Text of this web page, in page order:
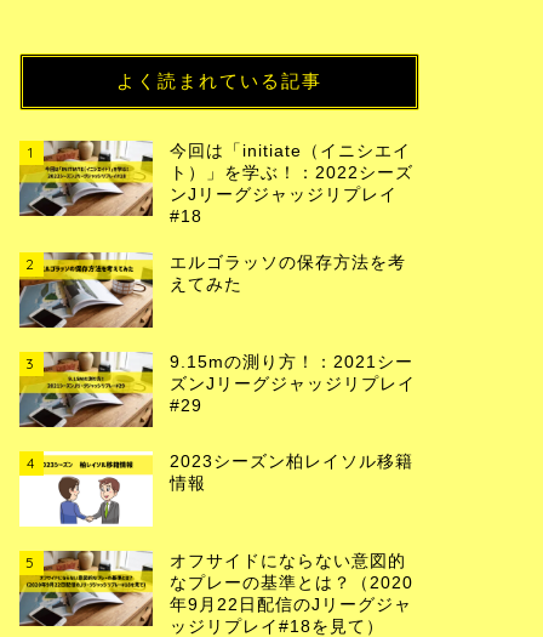
よく読まれている記事
1
今回は「initiate（イニシエイ
ト）」を学ぶ！：2022シーズ
ンJリーグジャッジリプレイ
#18
2
エルゴラッソの保存方法を考
えてみた
3
9.15mの測り方！：2021シー
ズンJリーグジャッジリプレイ
#29
4
2023シーズン柏レイソル移籍
情報
5
オフサイドにならない意図的
なプレーの基準とは？（2020
年9月22日配信のJリーグジャ
ッジリプレイ#18を見て）